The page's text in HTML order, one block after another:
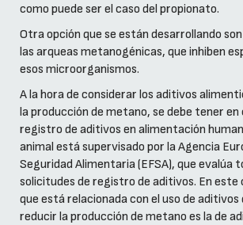
como puede ser el caso del propionato.
Otra opción que se están desarrollando
las arqueas metanogénicas, que inhiben
esos microorganismos.
A la hora de considerar los aditivos
la producción de metano, se debe tener en
registro de aditivos en alimentación
animal está supervisado por la Agencia
Seguridad Alimentaria (EFSA), que evalúa
solicitudes de registro de aditivos. En este
que está relacionada con el uso de aditivos
reducir la producción de metano es la de